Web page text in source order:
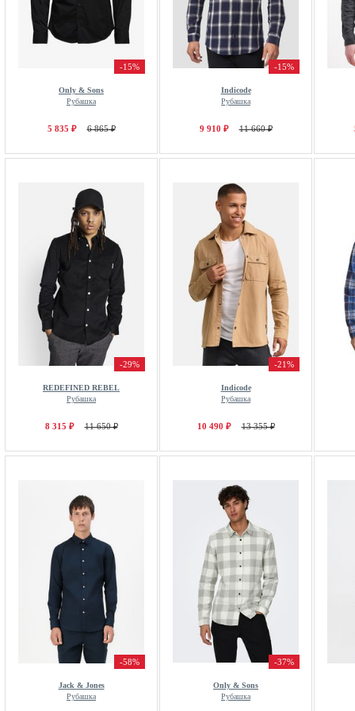
-15%
Only & Sons
Рубашка
5 835 ₽ 6 865 ₽
-15%
Indicode
Рубашка
9 910 ₽ 11 660 ₽
-29%
REDEFINED REBEL
Рубашка
8 315 ₽ 11 650 ₽
-21%
Indicode
Рубашка
10 490 ₽ 13 355 ₽
-58%
Jack & Jones
Рубашка
-37%
Only & Sons
Рубашка